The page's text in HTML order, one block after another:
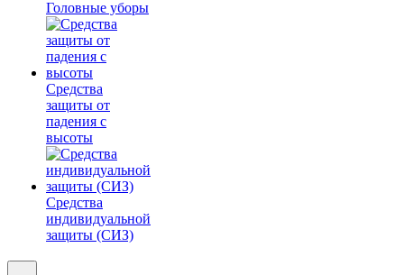
Головные уборы
Средства
защиты от
падения с
высоты
Средства
индивидуальной
защиты (СИЗ)